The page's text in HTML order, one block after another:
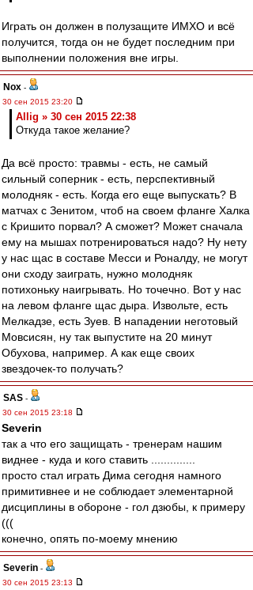
Играть он должен в полузащите ИМХО и всё
получится, тогда он не будет последним при
выполнении положения вне игры.
Nox -
30 сен 2015 23:20
Allig » 30 сен 2015 22:38
Откуда такое желание?
Да всё просто: травмы - есть, не самый
сильный соперник - есть, перспективный
молодняк - есть. Когда его еще выпускать? В
матчах с Зенитом, чтоб на своем фланге Халка
с Кришито порвал? А сможет? Может сначала
ему на мышах потренироваться надо? Ну нету
у нас щас в составе Месси и Роналду, не могут
они сходу заиграть, нужно молодняк
потихоньку наигрывать. Но точечно. Вот у нас
на левом фланге щас дыра. Извольте, есть
Мелкадзе, есть Зуев. В нападении неготовый
Мовсисян, ну так выпустите на 20 минут
Обухова, например. А как еще своих
звездочек-то получать?
SAS -
30 сен 2015 23:18
Severin
так а что его защищать - тренерам нашим
виднее - куда и кого ставить ..............
просто стал играть Дима сегодня намного
примитивнее и не соблюдает элементарной
дисциплины в обороне - гол дзюбы, к примеру
(((
конечно, опять по-моему мнению
Severin -
30 сен 2015 23:13